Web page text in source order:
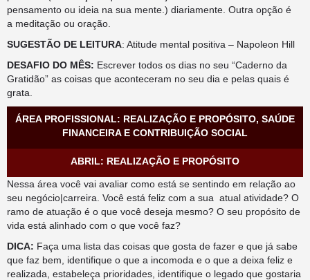
pensamento ou ideia na sua mente.) diariamente. Outra opção é
a meditação ou oração.
SUGESTÃO DE LEITURA: Atitude mental positiva – Napoleon Hill
DESAFIO DO MÊS: Escrever todos os dias no seu “Caderno da
Gratidão” as coisas que aconteceram no seu dia e pelas quais é
grata.
ÁREA PROFISSIONAL: REALIZAÇÃO E PROPÓSITO, SAÚDE
FINANCEIRA E CONTRIBUIÇÃO SOCIAL
ABRIL: REALIZAÇÃO E PROPÓSITO
Nessa área você vai avaliar como está se sentindo em relação ao
seu negócio|carreira. Você está feliz com a sua atual atividade? O
ramo de atuação é o que você deseja mesmo? O seu propósito de
vida está alinhado com o que você faz?
DICA: Faça uma lista das coisas que gosta de fazer e que já sabe
que faz bem, identifique o que a incomoda e o que a deixa feliz e
realizada, estabeleça prioridades, identifique o legado que gostaria